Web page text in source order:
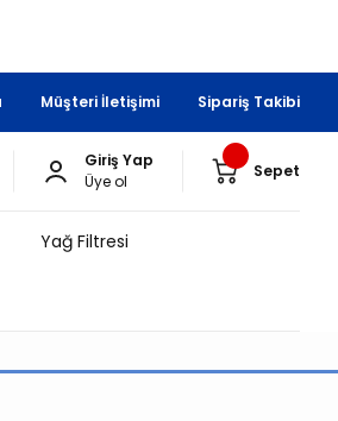
Müşteri İletişimi Sipariş Takibi
Giriş Yap
Üye ol
Sepet
Yağ Filtresi